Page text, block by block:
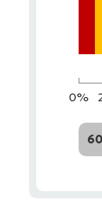
0%